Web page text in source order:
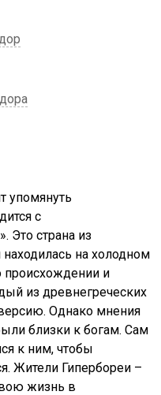
упомянуть
с
Это страна из
на холодном
и
из древнегреческих
Однако мнения
близки к богам. Сам
к ним, чтобы
Жители Гипербореи –
жизнь в